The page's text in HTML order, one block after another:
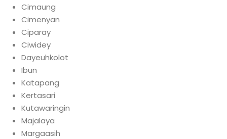
Cimaung
Cimenyan
Ciparay
Ciwidey
Dayeuhkolot
Ibun
Katapang
Kertasari
Kutawaringin
Majalaya
Margaasih